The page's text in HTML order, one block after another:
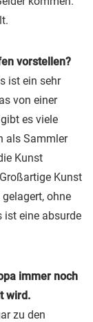
vorstellen?
ist ein sehr
von einer
es viele
als Sammler
Kunst
Kunst
ohne
ist eine absurde
immer noch
wird.
zu den